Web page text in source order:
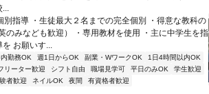
...
別指導 ・生徒最大２名までの完全個別 ・得意な教科の
のみなども歓迎） ・専用教材を使用 ・主に中学生を指
お願いす...
勤務OK 週1日からOK 副業・WワークOK
1日4時間以内OK
リーター歓迎 シフト自由 職場見学可 平日のみOK
学生歓迎
者歓迎 ネイルOK 夜間 有資格者歓迎